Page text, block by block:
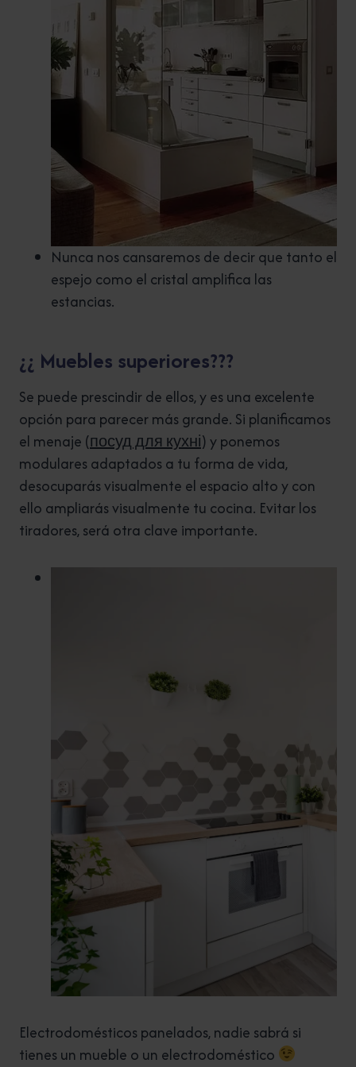
Nunca nos cansaremos de decir que tanto el
espejo como el cristal amplifica las
estancias.
¿¿ Muebles superiores???
Se puede prescindir de ellos, y es una excelente
opción para parecer más grande. Si planificamos
el menaje (посуд для кухні) y ponemos
modulares adaptados a tu forma de vida,
desocuparás visualmente el espacio alto y con
ello ampliarás visualmente tu cocina. Evitar los
tiradores, será otra clave importante.
Electrodomésticos panelados, nadie sabrá si
tienes un mueble o un electrodoméstico